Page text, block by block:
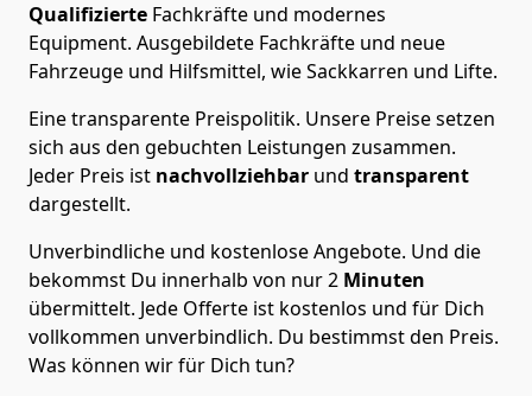
Qualifizierte Fachkräfte und modernes
Equipment. Ausgebildete Fachkräfte und neue
Fahrzeuge und Hilfsmittel, wie Sackkarren und Lifte.
Eine transparente Preispolitik. Unsere Preise setzen
sich aus den gebuchten Leistungen zusammen.
Jeder Preis ist nachvollziehbar und transparent
dargestellt.
Unverbindliche und kostenlose Angebote. Und die
bekommst Du innerhalb von nur2 Minuten
übermittelt. Jede Offerte ist kostenlos und für Dich
vollkommen unverbindlich. Du bestimmst den Preis.
Was können wir für Dich tun?